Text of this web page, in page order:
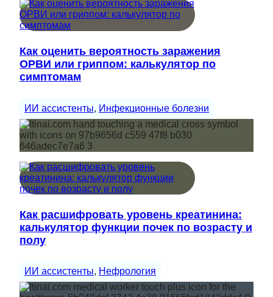
Как оценить вероятность заражения
ОРВИ или гриппом: калькулятор по
симптомам
ИИ ассистенты, Инфекционные болезни
Как расшифровать уровень креатинина:
калькулятор функции почек по возрасту и
полу
ИИ ассистенты, Нефрология